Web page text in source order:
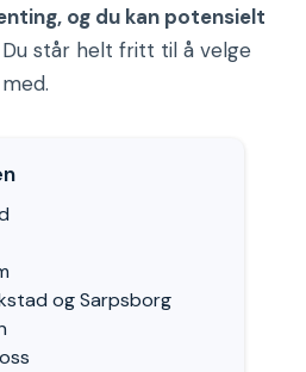
og du kan potensielt
Du står helt fritt til å velge
og Sarpsborg